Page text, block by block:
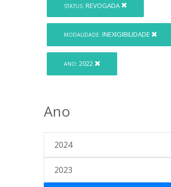
STATUS: REVOGADA
MODALIDADE: INEXIGIBILIDADE
ANO: 2022
Ano
2024
2023